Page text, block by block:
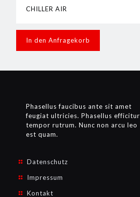
CHILLER AIR
In den Anfragekorb
Phasellus faucibus ante sit amet
feugiat ultricies. Phasellus efficitur
tempor rutrum. Nunc non arcu leo
est quam.
Datenschutz
Impressum
Kontakt